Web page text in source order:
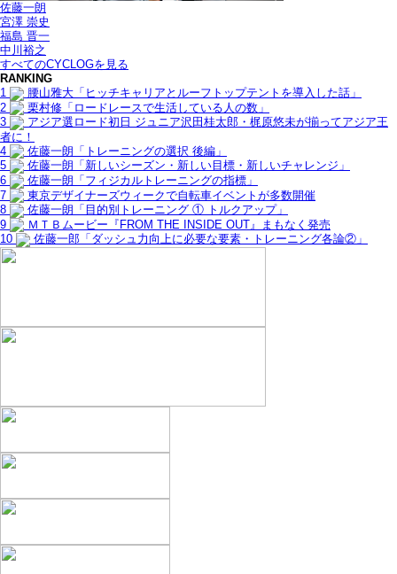
佐藤一朗
宮澤 崇史
福島 晋一
中川裕之
すべてのCYCLOGを見る
RANKING
1
腰山雅大「ヒッチキャリアとルーフトップテントを導入した話」
2
栗村修「ロードレースで生活している人の数」
3
アジア選ロード初日 ジュニア沢田桂太郎・梶原悠未が揃ってアジア王
者に！
4
佐藤一朗「トレーニングの選択 後編」
5
佐藤一朗「新しいシーズン・新しい目標・新しいチャレンジ」
6
佐藤一朗「フィジカルトレーニングの指標」
7
東京デザイナーズウィークで自転車イベントが多数開催
8
佐藤一朗「目的別トレーニング ① トルクアップ」
9
ＭＴＢムービー『FROM THE INSIDE OUT』まもなく発売
10
佐藤一郎「ダッシュ力向上に必要な要素・トレーニング各論②」